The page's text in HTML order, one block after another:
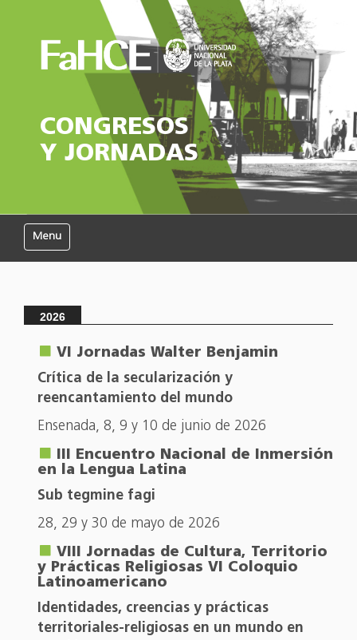
CONGRESOS
Y JORNADAS
Mostrar/Ocultar navegación
2026
VI Jornadas Walter Benjamin
Crítica de la secularización y
reencantamiento del mundo
Ensenada, 8, 9 y 10 de junio de 2026
III Encuentro Nacional de Inmersión
en la Lengua Latina
Sub tegmine fagi
28, 29 y 30 de mayo de 2026
VIII Jornadas de Cultura, Territorio
y Prácticas Religiosas VI Coloquio
Latinoamericano
Identidades, creencias y prácticas
territoriales-religiosas en un mundo en